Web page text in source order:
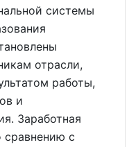
системы
отрасли,
работы,
и
Заработная
сравнению с